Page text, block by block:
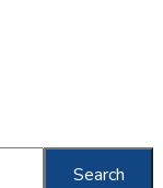
Search